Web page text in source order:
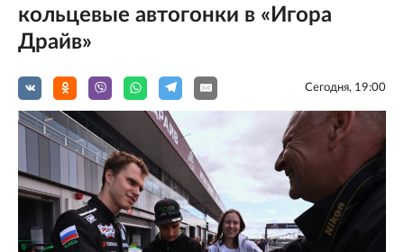
кольцевые автогонки в «Игора
Драйв»
Сегодня, 19:00